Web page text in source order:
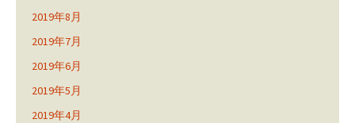
2019年8月
2019年7月
2019年6月
2019年5月
2019年4月